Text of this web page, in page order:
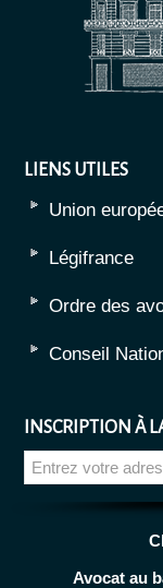
LIENS UTILES
Union
Légifrance
Ordre des
Conseil
INSCRIPTION À
Avocat au